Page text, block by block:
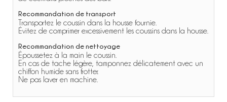
Recommandation de transport
Transportez le coussin dans la housse fournie.
Évitez de comprimer excessivement les coussins dans la housse.
Recommandation de nettoyage
Époussetez à la main le coussin.
En cas de tache légère, tamponnez délicatement avec un
chiffon humide sans frotter.
Ne pas laver en machine.